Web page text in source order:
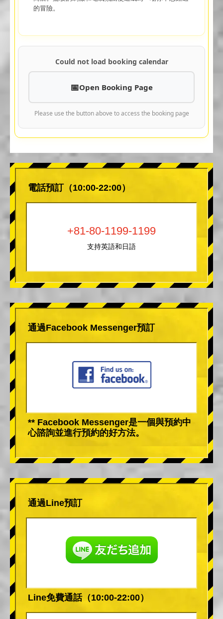
的冒險。
Could not load booking calendar
Open Booking Page
Please use the button above to access the booking page
電話預訂（10:00-22:00）
+81-80-1199-1199
支持英語和日語
通過Facebook Messenger預訂
** Facebook Messenger是一個與預約中
心諮詢並進行預約的好方法。
通過Line預訂
Line免費通話（10:00-22:00）